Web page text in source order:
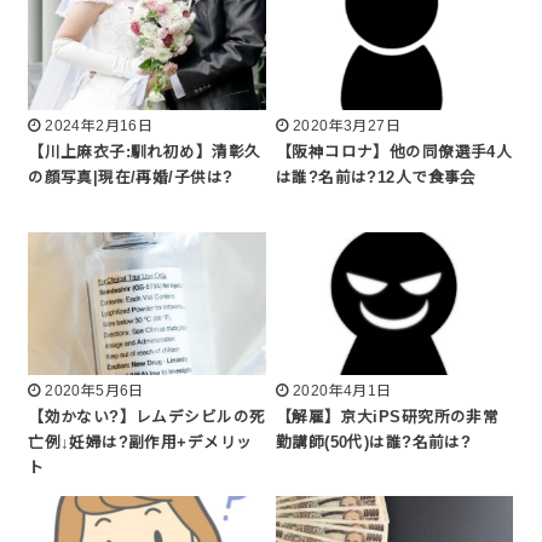
2024年2月16日
【川上麻衣子:馴れ初め】清彰久
の顔写真|現在/再婚/子供は?
2020年3月27日
【阪神コロナ】他の同僚選手4人
は誰?名前は?12人で食事会
2020年5月6日
【効かない?】レムデシビルの死
亡例↓妊婦は?副作用+デメリッ
ト
2020年4月1日
【解雇】京大iPS研究所の非常
勤講師(50代)は誰?名前は?